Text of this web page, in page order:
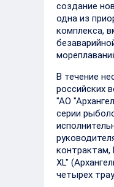
создание
одна из
комплекса,
В течение
российских
"АО
серии
контрактам,
XL"
четырех